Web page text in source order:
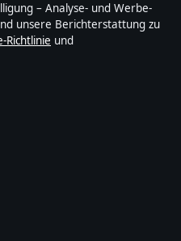
digitaler
auf Politik, Wirtschaft,
Jeder Artikel
– Analyse- und Werbe-
unsere Berichterstattung zu
Richtlinie und